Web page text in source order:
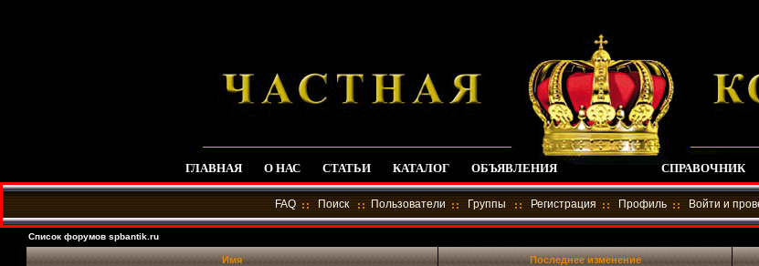
ГЛАВНАЯ О НАС СТАТЬИ КАТАЛОГ ОБЪЯВЛЕНИЯ СПРАВОЧНИК
FAQ Поиск Пользователи Группы Регистрация Профиль Войти и
Список форумов spbantik.ru
Имя Последнее изменение